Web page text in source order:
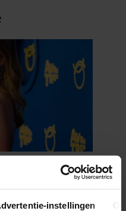
instellingen
ELOISE